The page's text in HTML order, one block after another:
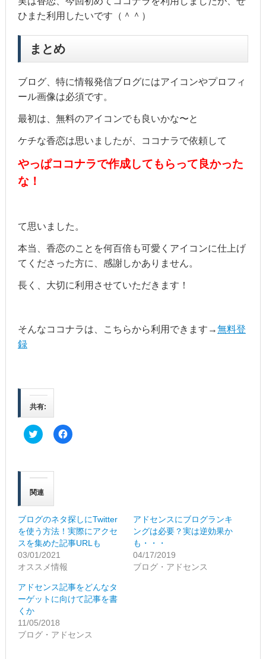
ひまた利用したいです（＾＾）
まとめ
ブログ、特に情報発信ブログにはアイコンやプロフィ
ール画像は必須です。
最初は、無料のアイコンでも良いかな〜と
ケチな香恋は思いましたが、ココナラで依頼して
やっぱココナラで作成してもらって良かった
な！
て思いました。
本当、香恋のことを何百倍も可愛くアイコンに仕上げ
てくださった方に、感謝しかありません。
長く、大切に利用させていただきます！
そんなココナラは、こちらから利用できます→無料登
録
共有:
ク
リ
て
T
w
i
t
e
r
で
共
有
(新
し
い
ィ
ン
ド
で
開
き
ま
F
a
す
る
に
は
ク
て
く
だ
し
い
関連
ブログのネタ探しにTwitter
を使う方法！実際にアクセ
スを集めた記事URLも
03/01/2021
オススメ情報
アドセンスにブログランキ
ングは必要？実は逆効果か
も・・・
04/17/2019
ブログ・アドセンス
アドセンス記事をどんなタ
ーゲットに向けて記事を書
くか
11/05/2018
ブログ・アドセンス